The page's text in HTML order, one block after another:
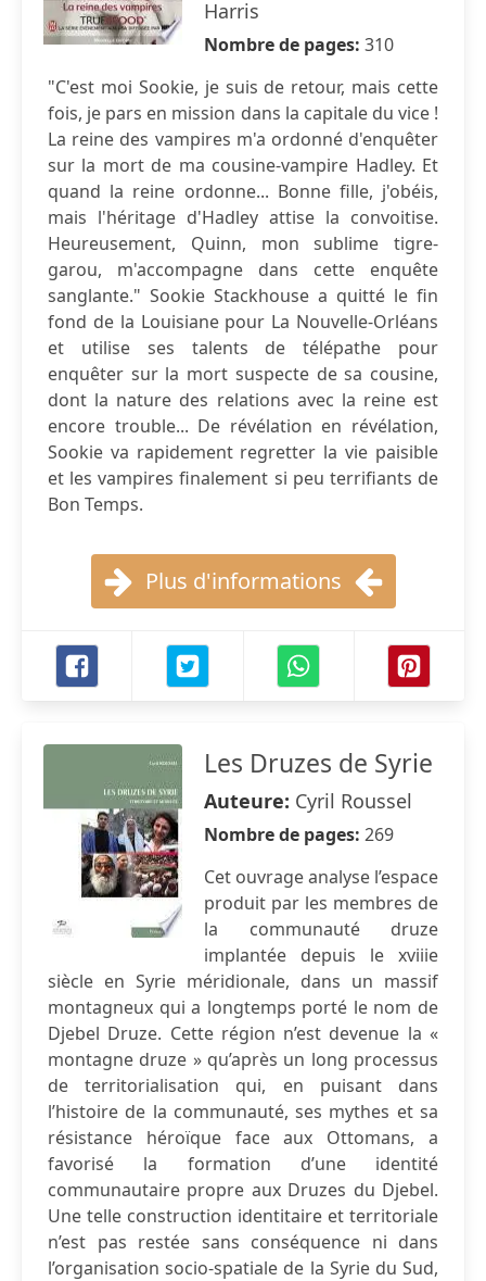
Harris
Nombre de pages: 310
"C'est moi Sookie, je suis de retour, mais cette
fois, je pars en mission dans la capitale du vice !
La reine des vampires m'a ordonné d'enquêter
sur la mort de ma cousine-vampire Hadley. Et
quand la reine ordonne... Bonne fille, j'obéis,
mais l'héritage d'Hadley attise la convoitise.
Heureusement, Quinn, mon sublime tigre-
garou, m'accompagne dans cette enquête
sanglante." Sookie Stackhouse a quitté le fin
fond de la Louisiane pour La Nouvelle-Orléans
et utilise ses talents de télépathe pour
enquêter sur la mort suspecte de sa cousine,
dont la nature des relations avec la reine est
encore trouble... De révélation en révélation,
Sookie va rapidement regretter la vie paisible
et les vampires finalement si peu terrifiants de
Bon Temps.
Plus d'informations
Les Druzes de Syrie
Auteure: Cyril Roussel
Nombre de pages: 269
Cet ouvrage analyse l’espace
produit par les membres de
la communauté druze
implantée depuis le xviiie
siècle en Syrie méridionale, dans un massif
montagneux qui a longtemps porté le nom de
Djebel Druze. Cette région n’est devenue la «
montagne druze » qu’après un long processus
de territorialisation qui, en puisant dans
l’histoire de la communauté, ses mythes et sa
résistance héroïque face aux Ottomans, a
favorisé la formation d’une identité
communautaire propre aux Druzes du Djebel.
Une telle construction identitaire et territoriale
n’est pas restée sans conséquence ni dans
l’organisation socio-spatiale de la Syrie du Sud,